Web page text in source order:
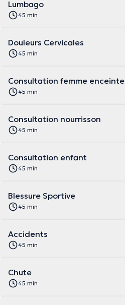
Lumbago
45 min
Douleurs Cervicales
45 min
Consultation femme enceinte
45 min
Consultation nourrisson
45 min
Consultation enfant
45 min
Blessure Sportive
45 min
Accidents
45 min
Chute
45 min